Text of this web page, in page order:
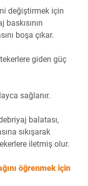
değiştirmek için
baskısının
boşa çıkar.
giden güç
sağlanır.
balatası,
sıkışarak
iletmiş olur.
öğrenmek için